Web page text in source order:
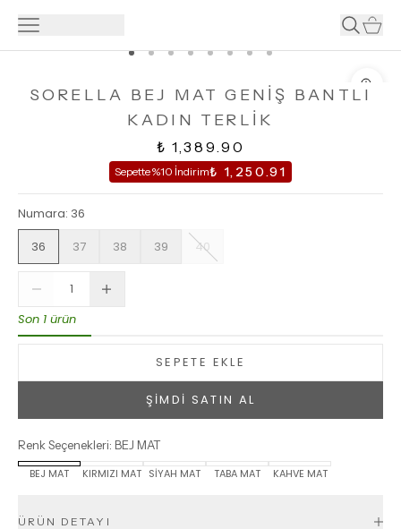
SORELLA BEJ MAT GENİŞ BANTLI
KADIN TERLİK
₺ 1,389.90
Sepette %10 İndirim₺ 1,250.91
Numara: 36
36
37 38 39 40
Son 1 ürün
SEPETE EKLE
ŞİMDİ SATIN AL
Renk Seçenekleri: BEJ MAT
BEJ MAT
KIRMIZI MAT SİYAH MAT TABA MAT KAHVE MAT
ÜRÜN DETAYI